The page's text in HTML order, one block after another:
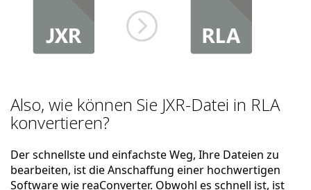
Also, wie können Sie JXR-Datei in RLA
konvertieren?
Der schnellste und einfachste Weg, Ihre Dateien zu
bearbeiten, ist die Anschaffung einer hochwertigen
Software wie reaConverter. Obwohl es schnell ist, ist